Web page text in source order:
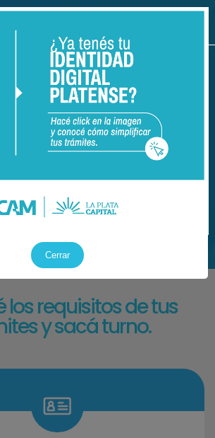
a Viernesde 8:00 a 20:00 h
de 09:00 a 13:00 h
Información
los requisitos de tus
y sacá turno.
Cerrar